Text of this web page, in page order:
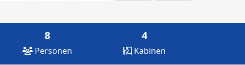
8
Personen
4
Kabinen